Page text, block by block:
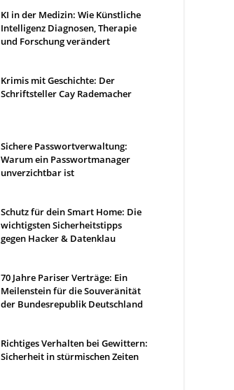
KI in der Medizin: Wie Künstliche
Intelligenz Diagnosen, Therapie
und Forschung verändert
Krimis mit Geschichte: Der
Schriftsteller Cay Rademacher
Sichere Passwortverwaltung:
Warum ein Passwortmanager
unverzichtbar ist
Schutz für dein Smart Home: Die
wichtigsten Sicherheitstipps
gegen Hacker & Datenklau
70 Jahre Pariser Verträge: Ein
Meilenstein für die Souveränität
der Bundesrepublik Deutschland
Richtiges Verhalten bei Gewittern:
Sicherheit in stürmischen Zeiten